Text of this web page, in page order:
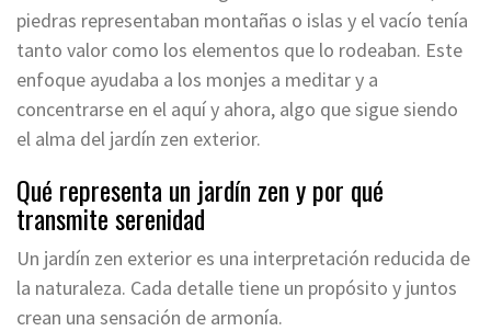
piedras representaban montañas o islas y el vacío tenía
tanto valor como los elementos que lo rodeaban. Este
enfoque ayudaba a los monjes a meditar y a
concentrarse en el aquí y ahora, algo que sigue siendo
el alma del jardín zen exterior.
Qué representa un jardín zen y por qué
transmite serenidad
Un jardín zen exterior es una interpretación reducida de
la naturaleza. Cada detalle tiene un propósito y juntos
crean una sensación de armonía.